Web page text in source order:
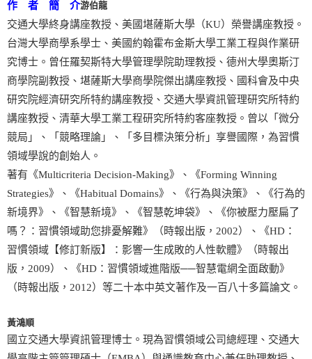
作 者 簡 介游伯龍
交通大學終身講座教授、美國堪薩斯大學（KU）榮譽講座教授。
台灣大學商學系學士、美國約翰霍布金斯大學工業工程與作業研
究博士。曾任羅契斯特大學管理學院助理教授、德州大學奧斯汀
商學院副教授、堪薩斯大學商學院傑出講座教授、國科會及中央
研究院經濟研究所特約講座教授、交通大學資訊管理研究所特約
講座教授、清華大學工業工程研究所特約客座教授。曾以「微分
競局」、「競略理論」、「多目標決策分析」享譽國際，為習慣
領域學說的創始人。
著有《Multicriteria Decision-Making》、《Forming Winning
Strategies》、《Habitual Domains》、《行為與決策》、《行為的
新境界》、《智慧新境》、《智慧乾坤袋》、《你被壓力壓扁了
嗎？：習慣領域助您排憂解難》（時報出版，2002）、《HD：
習慣領域【修訂新版】：影響一生成敗的人性軟體》（時報出
版，2009）、《HD：習慣領域進階版──智慧電網全面啟動》
（時報出版，2012）等二十本中英文著作及一百八十多篇論文。
黃鴻順
國立交通大學資訊管理博士。現為習慣領域公司總經理、交通大